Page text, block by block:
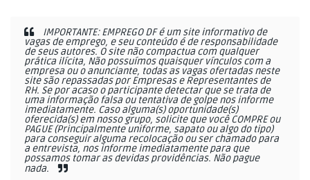
IMPORTANTE: EMPREGO DF é um site informativo de
vagas de emprego, e seu conteúdo é de responsabilidade
de seus autores. O site não compactua com qualquer
prática ilícita, Não possuímos quaisquer vínculos com a
empresa ou o anunciante, todas as vagas ofertadas neste
site são repassadas por Empresas e Representantes de
RH. Se por acaso o participante detectar que se trata de
uma informação falsa ou tentativa de golpe nos informe
imediatamente. Caso alguma(s) oportunidade(s)
oferecida(s) em nosso grupo, solicite que você COMPRE ou
PAGUE (Principalmente uniforme, sapato ou algo do tipo)
para conseguir alguma recolocação ou ser chamado para
a entrevista, nos informe imediatamente para que
possamos tomar as devidas providências. Não pague
nada.